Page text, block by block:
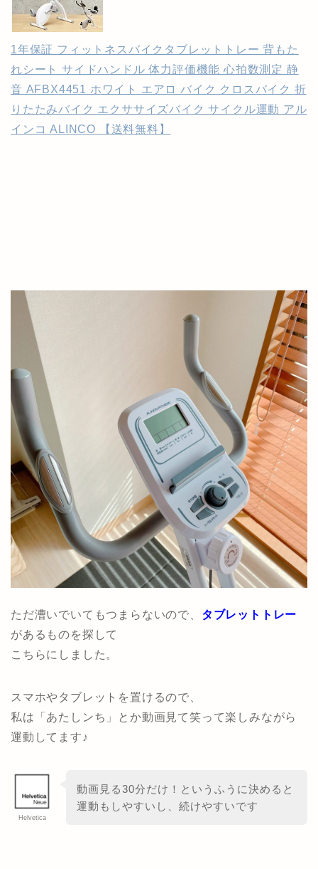
1年保証 フィットネスバイクタブレットトレー 背もた
れシート サイドハンドル 体力評価機能 心拍数測定 静
音 AFBX4451 ホワイト エアロ バイク クロスバイク 折
りたたみバイク エクササイズバイク サイクル運動 アル
インコ ALINCO 【送料無料】
ただ漕いでいてもつまらないので、 タブレットトレー
があるものを探して
こちらにしました。
スマホやタブレットを置けるので、
私は「あたしンち」とか動画見て笑って楽しみながら
運動してます♪
Helvetica
動画見る30分だけ！というふうに決めると
運動もしやすいし、続けやすいです